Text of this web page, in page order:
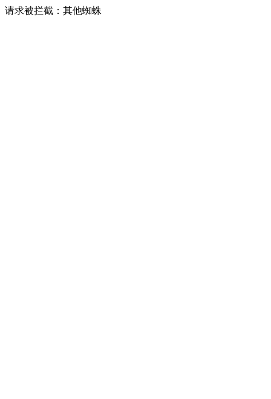
请求被拦截：其他蜘蛛